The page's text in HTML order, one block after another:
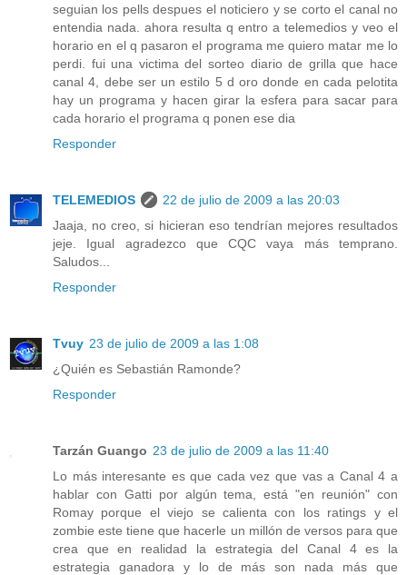
seguian los pells despues el noticiero y se corto el canal no
entendia nada. ahora resulta q entro a telemedios y veo el
horario en el q pasaron el programa me quiero matar me lo
perdi. fui una victima del sorteo diario de grilla que hace
canal 4, debe ser un estilo 5 d oro donde en cada pelotita
hay un programa y hacen girar la esfera para sacar para
cada horario el programa q ponen ese dia
Responder
TELEMEDIOS
22 de julio de 2009 a las 20:03
Jaaja, no creo, si hicieran eso tendrían mejores resultados
jeje. Igual agradezco que CQC vaya más temprano.
Saludos...
Responder
Tvuy 23 de julio de 2009 a las 1:08
¿Quién es Sebastián Ramonde?
Responder
Tarzán Guango 23 de julio de 2009 a las 11:40
Lo más interesante es que cada vez que vas a Canal 4 a
hablar con Gatti por algún tema, está "en reunión" con
Romay porque el viejo se calienta con los ratings y el
zombie este tiene que hacerle un millón de versos para que
crea que en realidad la estrategia del Canal 4 es la
estrategia ganadora y lo de más son nada más que